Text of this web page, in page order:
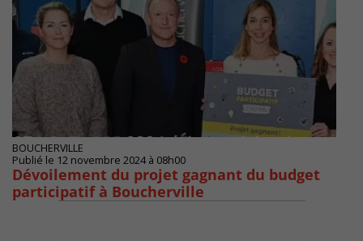
BOUCHERVILLE
Publié le 12 novembre 2024 à 08h00
Dévoilement du projet gagnant du budget
participatif à Boucherville